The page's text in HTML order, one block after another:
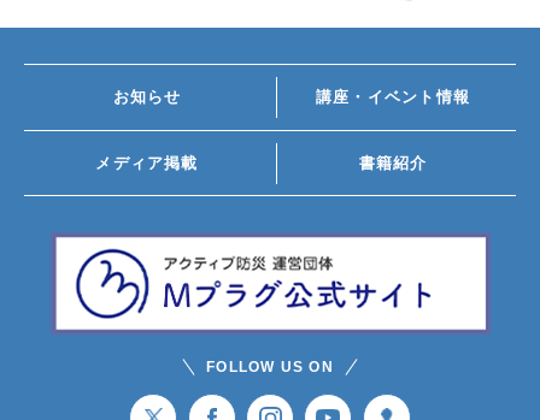
お知らせ 講座・イベント情報
メディア掲載 書籍紹介
FOLLOW US ON